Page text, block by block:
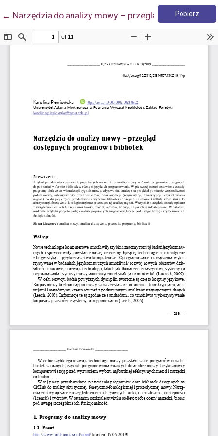
← Wróć do szczegółów artykułu
Narzędzia do analizy mowy – przegląd dostępnych
Pobierz